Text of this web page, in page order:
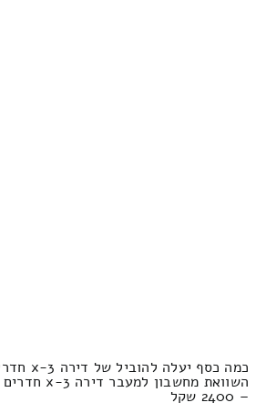
כמה כסף יעלה להוביל של דירה 3-x חדרים ממענית לשפיר?
– 2400 שקל